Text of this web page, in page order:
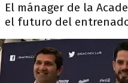
El mánager de la
el futuro del